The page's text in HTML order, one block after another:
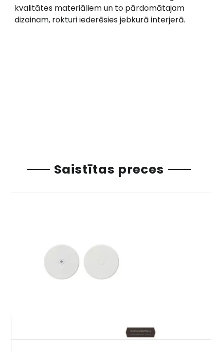
kvalitātes materiāliem un to pārdomātajam
dizainam, rokturi iederēsies jebkurā interjerā.
Saistītas preces